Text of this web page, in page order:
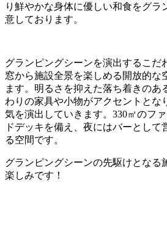
り鮮やかな身体に優しい和食をグラ
意しております。
グランピングシーンを演出するこだ
窓から施設全景を楽しめる開放的な
ます。明るさを抑えた落ち着きのあ
わりの家具や小物がアクセントとな
気を演出していきます。330㎡のフ
ドデッキを備え、夜にはバーとして
る空間です。
グランピングシーンの先駆けとなる
楽しみです！